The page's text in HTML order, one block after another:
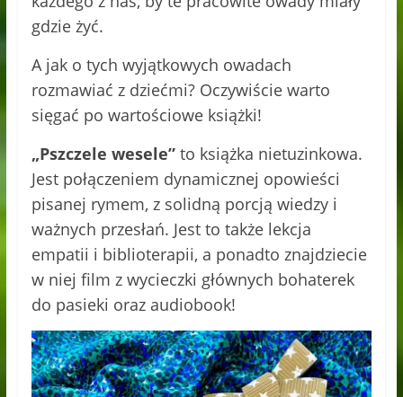
gdzie żyć.
A jak o tych wyjątkowych owadach
rozmawiać z dziećmi? Oczywiście warto
sięgać po wartościowe książki!
„Pszczele wesele” to książka nietuzinkowa.
Jest połączeniem dynamicznej opowieści
pisanej rymem, z solidną porcją wiedzy i
ważnych przesłań. Jest to także lekcja
empatii i biblioterapii, a ponadto znajdziecie
w niej film z wycieczki głównych bohaterek
do pasieki oraz audiobook!